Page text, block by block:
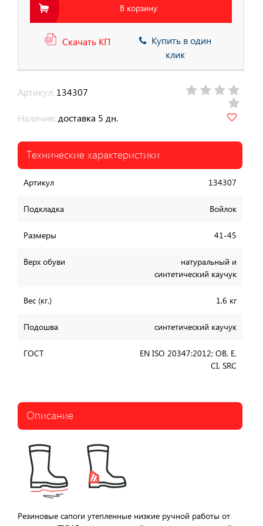
В корзину
Скачать КП
Купить в один
клик
Артикул: 134307
Наличие: доставка 5 дн.
Технические характеристики
Артикул 134307
Подкладка Войлок
Размеры 41-45
Верх обуви
натуральный и
синтетический каучук
Вес (кг.) 1,6 кг
Подошва синтетический каучук
ГОСТ
EN ISO 20347:2012; OB, E,
CI, SRC
Описание
Резиновые сапоги утепленные низкие ручной работы от